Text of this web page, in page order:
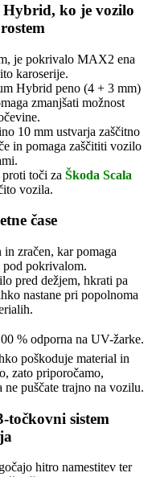
Hybrid, ko je vozilo
je pokrivalo MAX2 ena
karoserije.
Hybrid peno (4 + 3 mm)
zmanjšati možnost
10 mm ustvarja zaščitno
in pomaga zaščititi vozilo
toči za Škoda Scala
vozila.
čase
zračen, kar pomaga
pod pokrivalom.
pred dežjem, hkrati pa
nastane pri popolnoma
% odporna na UV-žarke.
poškoduje material in
zato priporočamo,
puščate trajno na vozilu.
točkovni sistem
hitro namestitev ter